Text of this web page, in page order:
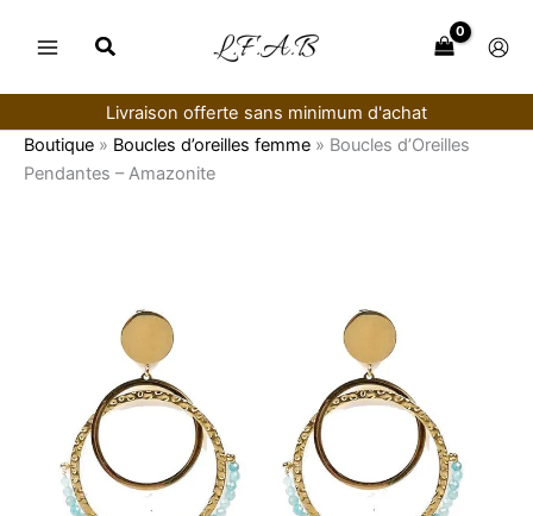
Livraison offerte sans minimum d'achat
Boutique » Boucles d’oreilles femme » Boucles d’Oreilles
Pendantes – Amazonite